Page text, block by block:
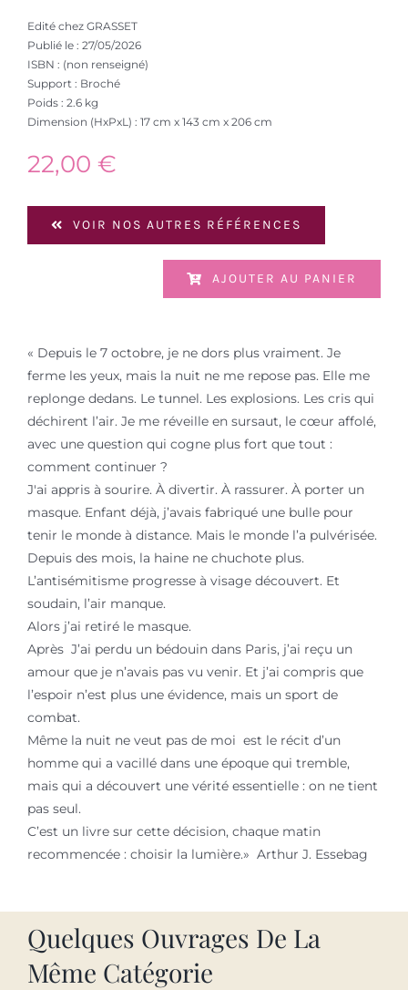
Edité chez GRASSET
Publié le : 27/05/2026
ISBN : (non renseigné)
Support : Broché
Poids : 2.6 kg
Dimension (HxPxL) : 17 cm x 143 cm x 206 cm
22,00 €
VOIR NOS AUTRES RÉFÉRENCES
AJOUTER AU PANIER
« Depuis le 7 octobre, je ne dors plus vraiment. Je
ferme les yeux, mais la nuit ne me repose pas. Elle me
replonge dedans. Le tunnel. Les explosions. Les cris qui
déchirent l’air. Je me réveille en sursaut, le cœur affolé,
avec une question qui cogne plus fort que tout :
comment continuer ?
J'ai appris à sourire. À divertir. À rassurer. À porter un
masque. Enfant déjà, j’avais fabriqué une bulle pour
tenir le monde à distance. Mais le monde l’a pulvérisée.
Depuis des mois, la haine ne chuchote plus.
L’antisémitisme progresse à visage découvert. Et
soudain, l’air manque.
Alors j’ai retiré le masque.
Après J’ai perdu un bédouin dans Paris, j’ai reçu un
amour que je n’avais pas vu venir. Et j’ai compris que
l’espoir n’est plus une évidence, mais un sport de
combat.
Même la nuit ne veut pas de moi est le récit d’un
homme qui a vacillé dans une époque qui tremble,
mais qui a découvert une vérité essentielle : on ne tient
pas seul.
C’est un livre sur cette décision, chaque matin
recommencée : choisir la lumière.» Arthur J. Essebag
Quelques Ouvrages De La
Même Catégorie